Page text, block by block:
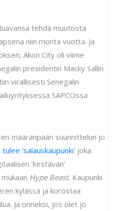
tehdä muutosta
niin monta vuotta. Ja
Akon City oli viime
presidentin Macky Sallin
virallisesti Senegalin
SAPCOssa
määränpään suunnittelun jo
tulee 'salauskaupunki' joka
'kestävän'
Hype Beast. Kaupunki
kylässä ja korostaa
Ja onneksi, jos olet jo